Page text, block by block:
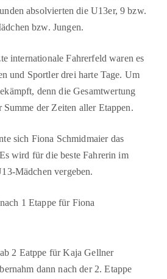
absolvierten die U13er, 9 bzw.
bzw. Jungen.
internationale Fahrerfeld waren es
und Sportler drei harte Tage. Um
denn die Gesamtwertung
Summe der Zeiten aller Etappen.
sich Fiona Schmidmaier das
wird für die beste Fahrerin im
Mädchen vergeben.
dann nach der 2. Etappe